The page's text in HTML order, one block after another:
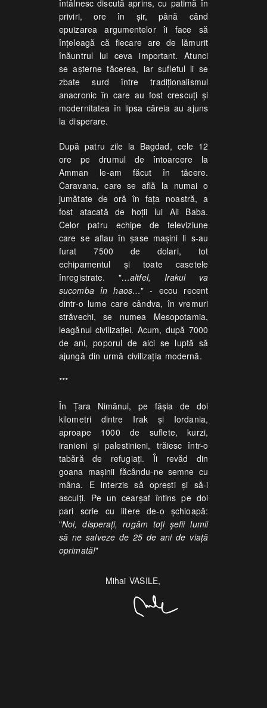
întâlnesc discută aprins, cu patimă în
priviri, ore în şir, până când
epuizarea argumentelor îi face să
înţeleagă că fiecare are de lămurit
înăuntrul lui ceva important. Atunci
se aşterne tăcerea, iar sufletul li se
zbate surd între tradiţionalismul
anacronic în care au fost crescuţi şi
modernitatea în lipsa căreia au ajuns
la disperare.
După patru zile la Bagdad, cele 12
ore pe drumul de întoarcere la
Amman le-am făcut în tăcere.
Caravana, care se află la numai o
jumătate de oră în faţa noastră, a
fost atacată de hoţii lui Ali Baba.
Celor patru echipe de televiziune
care se aflau în şase maşini li s-au
furat 7500 de dolari, tot
echipamentul şi toate casetele
înregistrate. "…altfel, Irakul va
sucomba în haos…" - ecou recent
dintr-o lume care cândva, în vremuri
străvechi, se numea Mesopotamia,
leagănul civilizaţiei. Acum, după 7000
de ani, poporul de aici se luptă să
ajungă din urmă civilizaţia modernă.
***
În Ţara Nimănui, pe fâşia de doi
kilometri dintre Irak şi Iordania,
aproape 1000 de suflete, kurzi,
iranieni şi palestinieni, trăiesc într-o
tabără de refugiaţi. Îi revăd din
goana maşinii făcându-ne semne cu
mâna. E interzis să opreşti şi să-i
asculţi. Pe un cearşaf întins pe doi
pari scrie cu litere de-o şchioapă:
"Noi, disperaţi, rugăm toţi şefii lumii
să ne salveze de 25 de ani de viaţă
oprimată!"
Mihai VASILE,